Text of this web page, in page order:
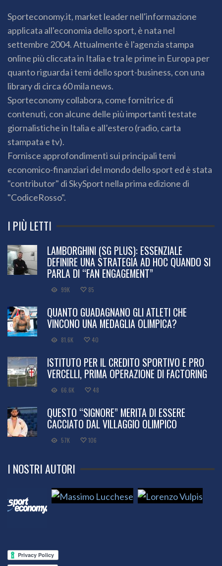
Sporteconomy.it, market leader nell'informazione
applicata all'economia dello sport, è nata nel
settembre 2004. Attualmente è l'agenzia stampa
online più cliccata in Italia e tra le prime in Europa per
quanto riguarda i temi dello sport-business, con una
library di circa 60 mila news.
Sporteconomy collabora, come fornitrice di
contenuti, con alcune delle più importanti testate
giornalistiche in Italia e all’estero (radio, carta
stampata e tv).
Fornisce approfondimenti sui principali temi
economico-finanziari del mondo dello sport ed è stata
"contributor" di SkySport nella prima edizione di
"CodiceRosso".
I PIÙ LETTI
LAMBORGHINI (SG PLUS): ESSENZIALE
DEFINIRE UNA STRATEGIA AD HOC QUANDO SI
PARLA DI “FAN ENGAGEMENT”
99K 85
QUANTO GUADAGNANO GLI ATLETI CHE
VINCONO UNA MEDAGLIA OLIMPICA?
81.6K 40
ISTITUTO PER IL CREDITO SPORTIVO E PRO
VERCELLI, PRIMA OPERAZIONE DI FACTORING
66.6K 48
QUESTO “SIGNORE” MERITA DI ESSERE
CACCIATO DAL VILLAGGIO OLIMPICO
57K 106
I NOSTRI AUTORI